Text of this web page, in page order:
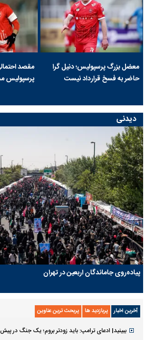
معضل بزرگ پرسپولیس؛ دنیل گرا
حاضر به فسخ قرارداد نیست
مقصد
دیدنی
پیاده‌روی جاماندگان اربعین در تهران
آخرین اخبار پربازدید ها پربحث ترین عناوین
ببینید| ادعای ترامپ: باید زودتر بروم؛ یک جنگ در